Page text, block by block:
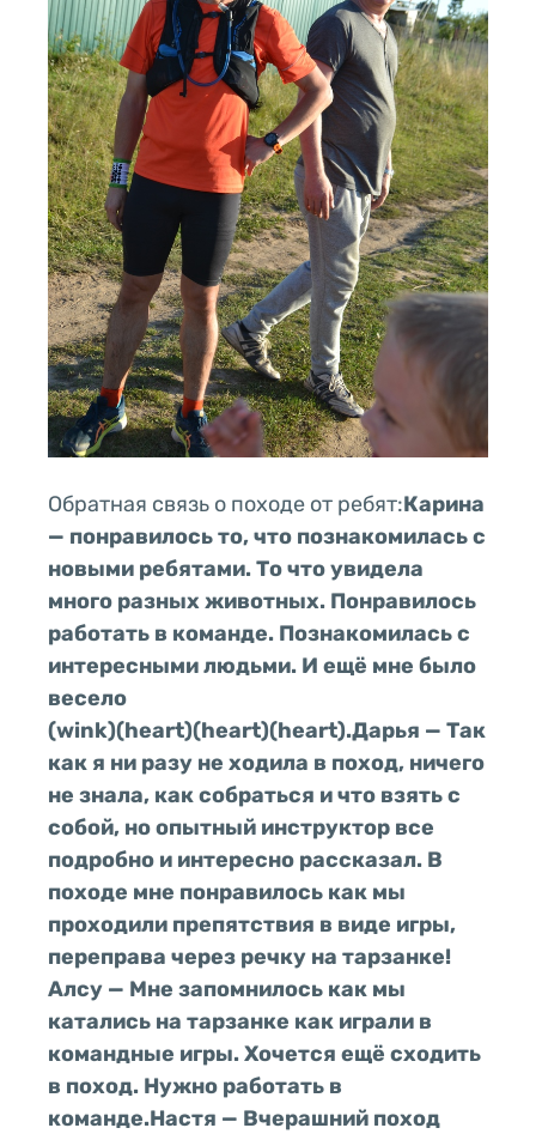
Обратная связь о походе от ребят:Карина
— понравилось то, что познакомилась с
новыми ребятами. То что увидела
много разных животных. Понравилось
работать в команде. Познакомилась с
интересными людьми. И ещё мне было
весело
(wink)(heart)(heart)(heart).Дарья — Так
как я ни разу не ходила в поход, ничего
не знала, как собраться и что взять с
собой, но опытный инструктор все
подробно и интересно рассказал. В
походе мне понравилось как мы
проходили препятствия в виде игры,
переправа через речку на тарзанке!
Алсу — Мне запомнилось как мы
катались на тарзанке как играли в
командные игры. Хочется ещё сходить
в поход. Нужно работать в
команде.Настя — Вчерашний поход